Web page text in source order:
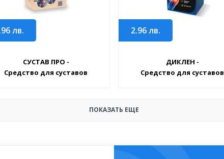
лв.
СУСТАВ ПРО -
Средство для суставов
2.96лв.
ДИКЛЕН -
Средство для суставов
ПОКАЗАТЬ ЕЩЕ